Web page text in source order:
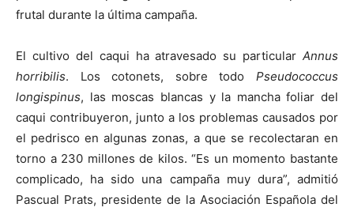
frutal durante la última campaña.
El cultivo del caqui ha atravesado su particular Annus
horribilis. Los cotonets, sobre todo Pseudococcus
longispinus, las moscas blancas y la mancha foliar del
caqui contribuyeron, junto a los problemas causados por
el pedrisco en algunas zonas, a que se recolectaran en
torno a 230 millones de kilos. “Es un momento bastante
complicado, ha sido una campaña muy dura”, admitió
Pascual Prats, presidente de la Asociación Española del